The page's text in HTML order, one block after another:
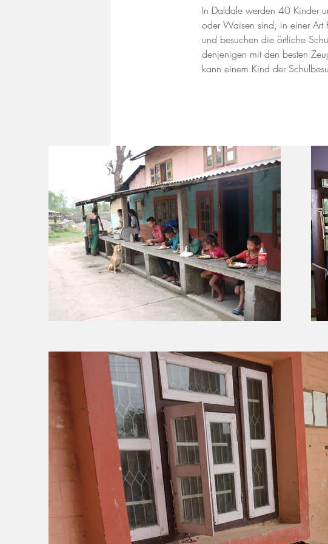
In Daldale werden 40 Kinder
oder Waisen sind, in einer Art
und besuchen die örtliche
denjenigen mit den besten
kann einem Kind der